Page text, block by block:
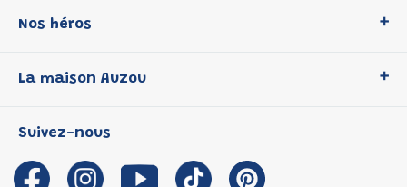
Nos héros
P'tit Loup
Les Influenceuses
Migali
La maison Auzou
Notre histoire
Auzou s'engage
Suivez-nous